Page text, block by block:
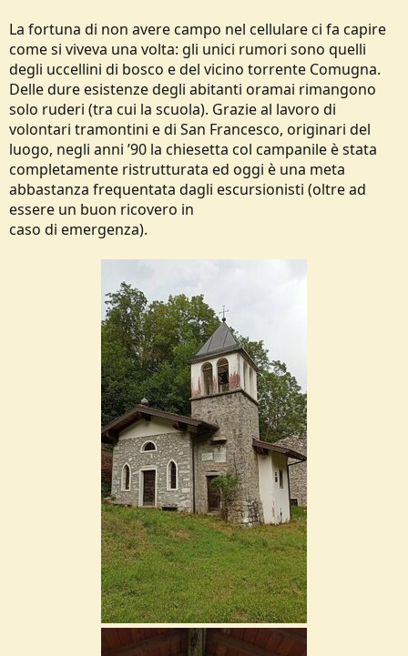
La fortuna di non avere campo nel cellulare ci fa capire
come si viveva una volta: gli unici rumori sono quelli
degli uccellini di bosco e del vicino torrente Comugna.
Delle dure esistenze degli abitanti oramai rimangono
solo ruderi (tra cui la scuola). Grazie al lavoro di
volontari tramontini e di San Francesco, originari del
luogo, negli anni ’90 la chiesetta col campanile è stata
completamente ristrutturata ed oggi è una meta
abbastanza frequentata dagli escursionisti (oltre ad
essere un buon ricovero in
caso di emergenza).